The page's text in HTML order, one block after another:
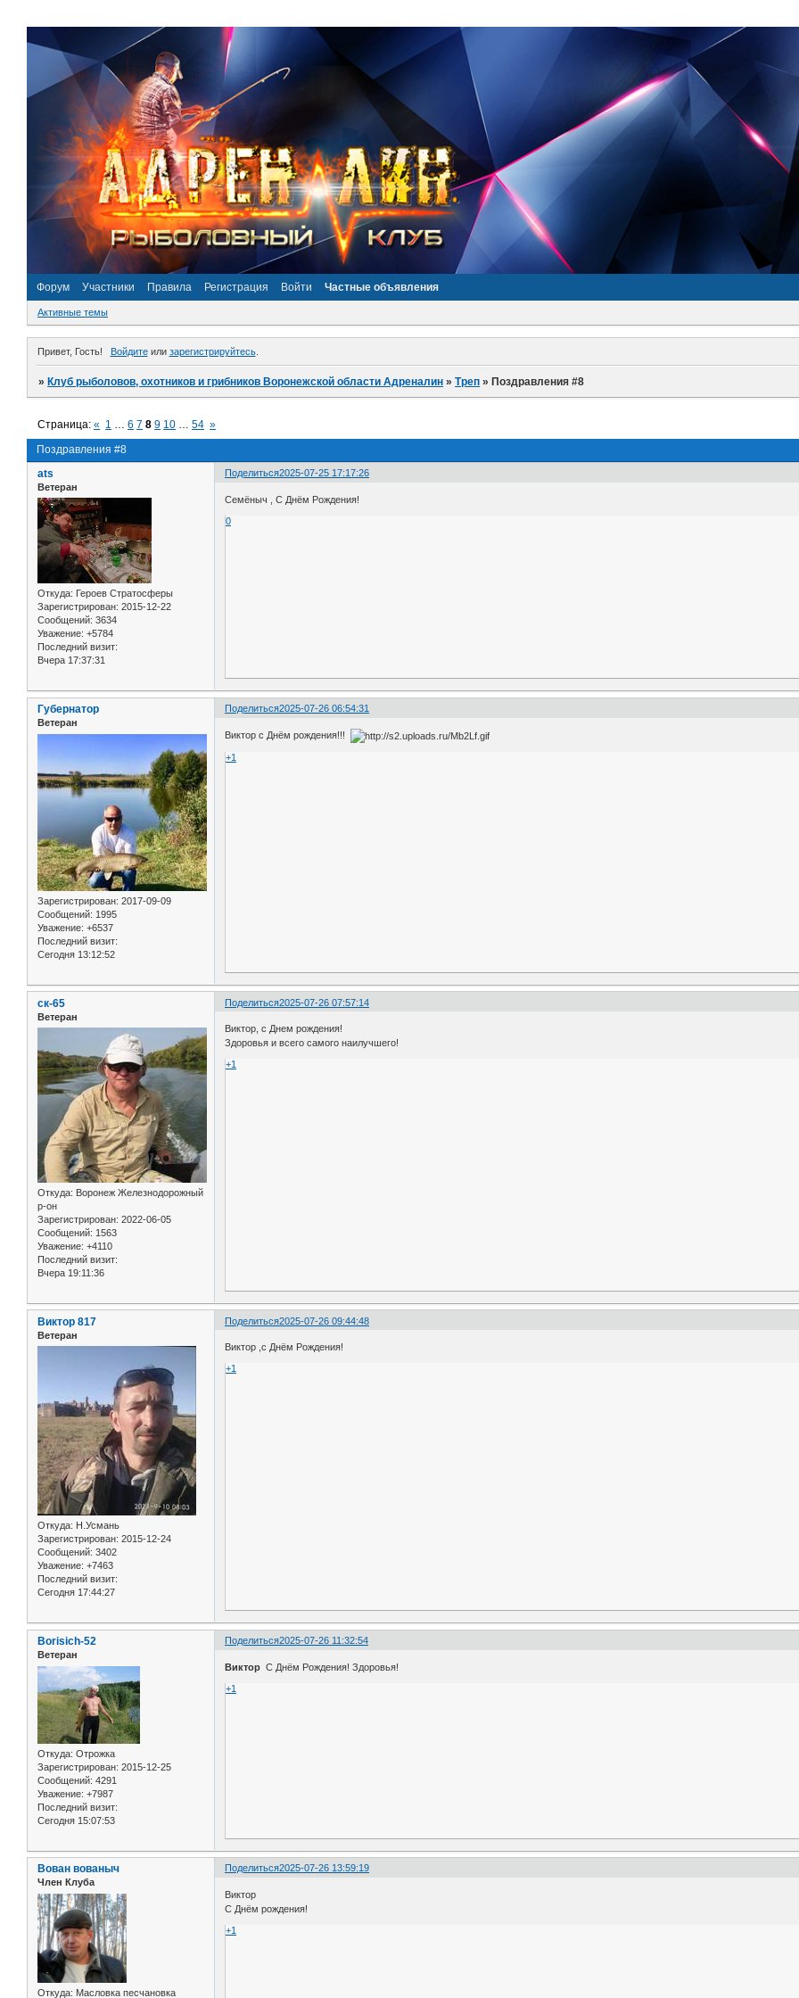
Форум Участники Правила Регистрация Войти Частные объявления
Активные темы
Привет, Гость! Войдитеили зарегистрируйтесь.
» Клуб рыболовов, охотников и грибников Воронежской области Адреналин »Треп » Поздравления #8
Поздравления #8
Страница:« 1 … 6 7 8 9 10 … 54 »
Поделиться2025-07-25 17:17:26
ats
Ветеран
Откуда: Героев Стратосферы
Зарегистрирован: 2015-12-22
Сообщений: 3634
Уважение: +5784
Последний визит:
Вчера 17:37:31
Семёныч , С Днём Рождения!
0
Поделиться2025-07-26 06:54:31
Губернатор
Ветеран
Зарегистрирован: 2017-09-09
Сообщений: 1995
Уважение: +6537
Последний визит:
Сегодня 13:12:52
Виктор с Днём рождения!!!
+1
Поделиться2025-07-26 07:57:14
ск-65
Ветеран
Откуда: Воронеж Железнодорожный
р-он
Зарегистрирован: 2022-06-05
Сообщений: 1563
Уважение: +4110
Последний визит:
Вчера 19:11:36
Виктор, с Днем рождения!
Здоровья и всего самого наилучшего!
+1
Поделиться2025-07-26 09:44:48
Виктор 817
Ветеран
Откуда: Н.Усмань
Зарегистрирован: 2015-12-24
Сообщений: 3402
Уважение: +7463
Последний визит:
Сегодня 17:44:27
Виктор ,с Днём Рождения!
+1
Поделиться2025-07-26 11:32:54
Borisich-52
Ветеран
Откуда: Отрожка
Зарегистрирован: 2015-12-25
Сообщений: 4291
Уважение: +7987
Последний визит:
Сегодня 15:07:53
Виктор С Днём Рождения! Здоровья!
+1
Поделиться2025-07-26 13:59:19
Вован вованыч
Член Клуба
Откуда: Масловка песчановка
Виктор
С Днём рождения!
+1